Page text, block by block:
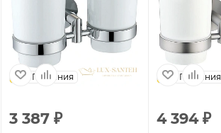
Германия
3 387 ₽
Германия
4 394₽